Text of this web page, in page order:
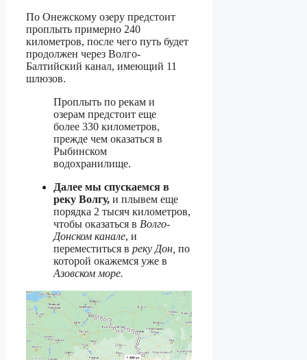
По Онежскому озеру предстоит
проплыть примерно 240
километров, после чего путь будет
продолжен через Волго-
Балтийский канал, имеющий 11
шлюзов.
Проплыть по рекам и
озерам предстоит еще
более 330 километров,
прежде чем оказаться в
Рыбинском
водохранилище.
Далее мы спускаемся в
реку Волгу, и плывем еще
порядка 2 тысяч километров,
чтобы оказаться в Волго-
Донском канале, и
переместиться в реку Дон, по
которой окажемся уже в
Азовском море.